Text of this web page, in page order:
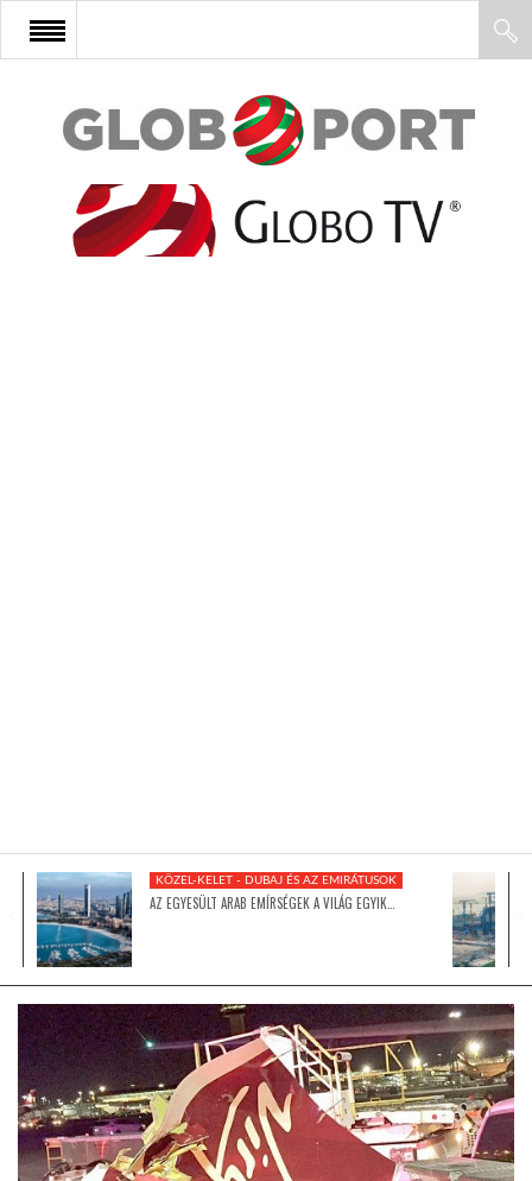
FŐOLDAL
AFRIKA
GLOBOTV BP
HÍR3D
TROPICALMAGAZIN
KÖZEL-KELET - DUBAJ ÉS AZ EMIRÁTUSOK
AZ EGYESÜLT ARAB EMÍRSÉGEK A VILÁG EGYIK…